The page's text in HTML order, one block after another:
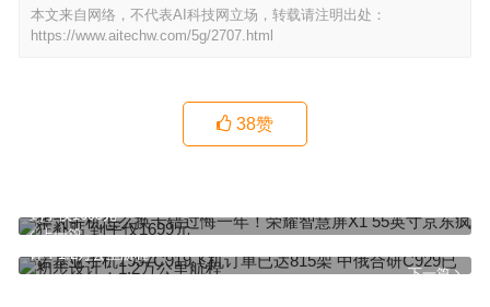
本文来自网络，不代表AI科技网立场，转载请注明出处：
https://www.aitechw.com/5g/2707.html
38赞
上一篇
到手仅1699元
下一篇
诺基亚手机1997C919飞机订单已达815架 中俄合研C929已初步设
计：1.2万公里航程